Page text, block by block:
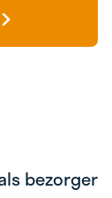
bezorger